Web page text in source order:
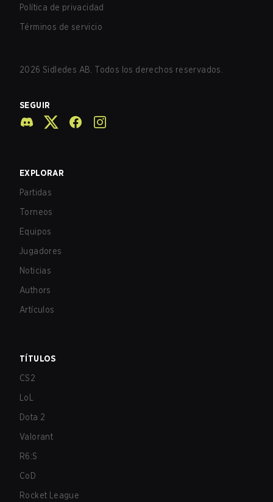
Política de privacidad
Términos de servicio
2026 Sidledes AB. Todos los derechos reservados.
SEGUIR
EXPLORAR
Partidas
Torneos
Equipos
Jugadores
Noticias
Authors
Artículos
TÍTULOS
CS2
LoL
Dota 2
Valorant
R6:S
CoD
Rocket League